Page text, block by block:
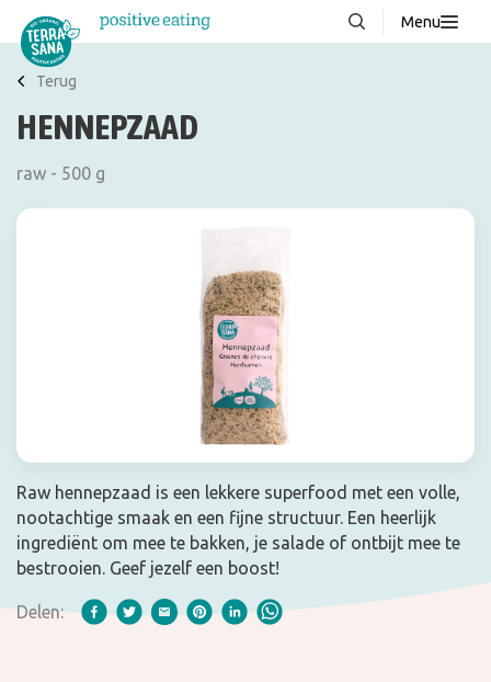
Menu
Over ons
Stories
Terug
HENNEPZAAD
raw - 500 g
Raw hennepzaad is een lekkere superfood met een volle,
nootachtige smaak en een fijne structuur. Een heerlijk
ingrediënt om mee te bakken, je salade of ontbijt mee te
bestrooien. Geef jezelf een boost!
Delen: